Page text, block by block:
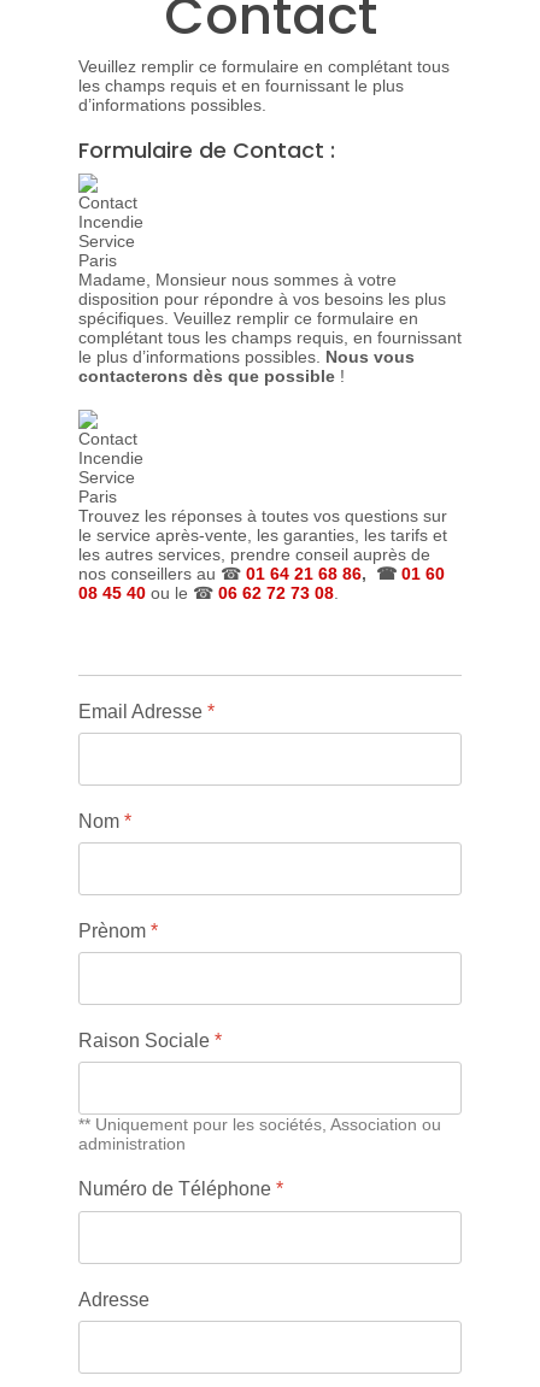
Contact
Veuillez remplir ce formulaire en complétant tous
les champs requis et en fournissant le plus
d’informations possibles.
Formulaire de Contact :
Madame, Monsieur nous sommes à votre
disposition pour répondre à vos besoins les plus
spécifiques. Veuillez remplir ce formulaire en
complétant tous les champs requis, en fournissant
le plus d’informations possibles. Nous vous
contacterons dès que possible !
Trouvez les réponses à toutes vos questions sur
le service après-vente, les garanties, les tarifs et
les autres services, prendre conseil auprès de
nos conseillers au ☎ 01 64 21 68 86, ☎ 01 60
08 45 40 ou le ☎ 06 62 72 73 08
Email Adresse *
Nom *
Prènom *
Raison Sociale *
** Uniquement pour les sociétés, Association ou
administration
Numéro de Téléphone *
Adresse